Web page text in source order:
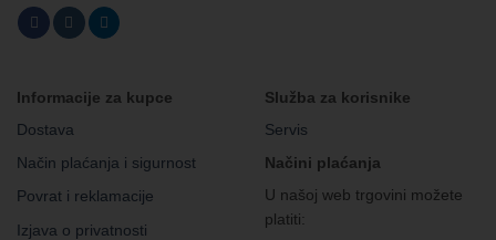
Informacije za kupce
Dostava
Način plaćanja i sigurnost
Povrat i reklamacije
Izjava o privatnosti
Služba za korisnike
Servis
Načini plaćanja
U našoj web trgovini možete
platiti: